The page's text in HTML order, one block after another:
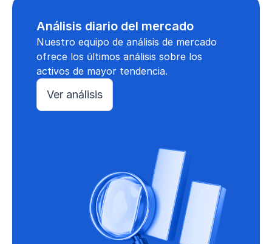
Análisis diario del mercado
Nuestro equipo de análisis de mercado
ofrece los últimos análisis sobre los
activos de mayor tendencia.
Ver análisis